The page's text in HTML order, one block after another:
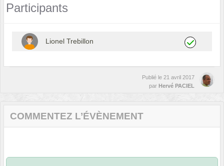
Participants
Lionel Trebillon
Publié le 21 avril 2017
par Hervé PACIEL
COMMENTEZ L’ÉVÈNEMENT